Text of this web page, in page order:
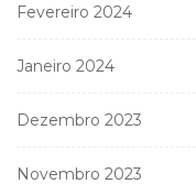
Fevereiro 2024
Janeiro 2024
Dezembro 2023
Novembro 2023